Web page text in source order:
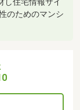
し住宅情報サイ
のためのマンシ